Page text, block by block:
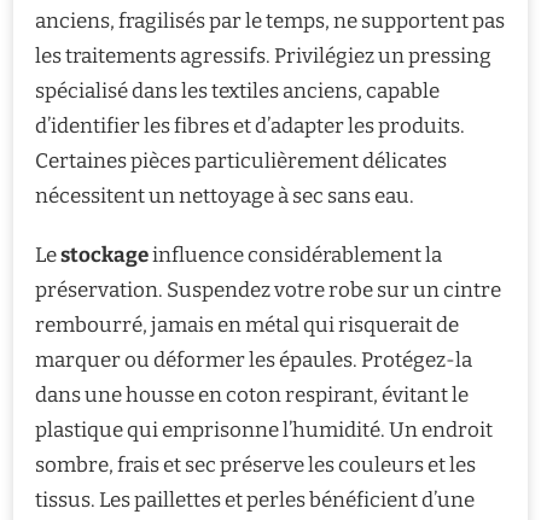
anciens, fragilisés par le temps, ne supportent pas
les traitements agressifs. Privilégiez un pressing
spécialisé dans les textiles anciens, capable
d’identifier les fibres et d’adapter les produits.
Certaines pièces particulièrement délicates
nécessitent un nettoyage à sec sans eau.
Lestockageinfluence considérablement la
préservation. Suspendez votre robe sur un cintre
rembourré, jamais en métal qui risquerait de
marquer ou déformer les épaules. Protégez-la
dans une housse en coton respirant, évitant le
plastique qui emprisonne l’humidité. Un endroit
sombre, frais et sec préserve les couleurs et les
tissus. Les paillettes et perles bénéficient d’une